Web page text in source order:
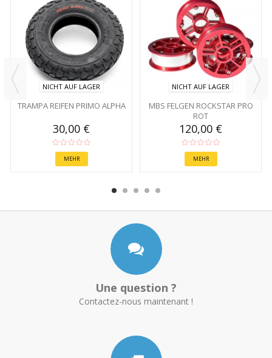
NICHT AUF LAGER
TRAMPA REIFEN PRIMO ALPHA
30,00 €
MEHR
NICHT AUF LAGER
MBS FELGEN ROCKSTAR PRO
ROT
120,00 €
MEHR
Une question ?
Contactez-nous maintenant !